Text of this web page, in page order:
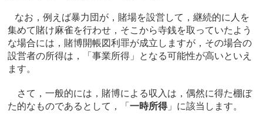
なお，例えば暴力団が，賭場を設営して，継続的に人を
集めて賭け麻雀を行わせ，そこから寺銭を取っていたよう
な場合には，賭博開帳図利罪が成立しますが，その場合の
設営者の所得は，「事業所得」となる可能性が高いといえ
ます。
さて，一般的には，賭博による収入は，偶然に得た棚ぼ
た的なものであるとして，「一時所得」に該当します。